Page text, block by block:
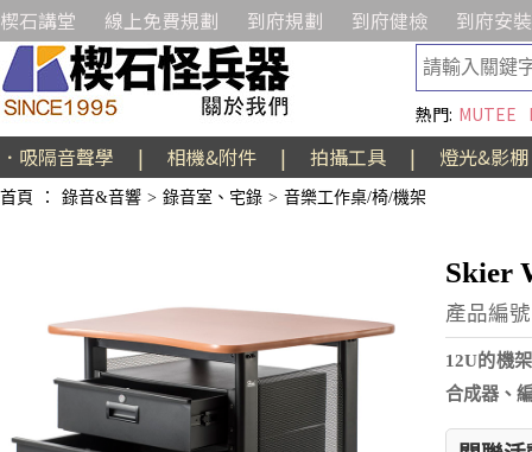
楔石講堂 線上免費規劃 到府規劃 到府健檢 到府安裝
熱門: MUTEE
．吸隔音聲學 | 相機&附件 | 拍攝工具 | 燈光&影棚
首頁 ： 錄音&音響 > 錄音室、宅錄 > 音樂工作桌/椅/機架
Skier
產品編
12U的機
合成器、